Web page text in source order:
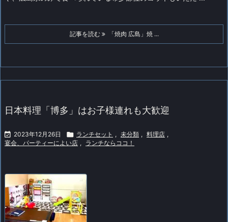
記事を読む 「焼肉 広島」焼 ...
日本料理「博多」はお子様連れも大歓迎
 2023年12月26日  ランチセット , 未分類 , 料理店 ,
宴会、パーティーによい店 , ランチならココ！